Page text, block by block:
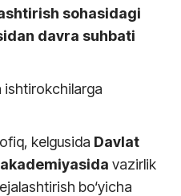
sohasidagi
davra suhbati
ishtirokchilarga
kelgusida Davlat
vazirlik
bo‘yicha